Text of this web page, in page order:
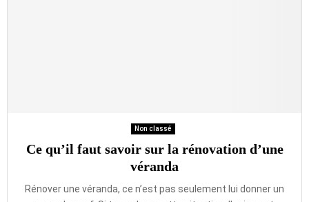
Non classé
Ce qu’il faut savoir sur la rénovation d’une
véranda
Rénover une véranda, ce n’est pas seulement lui donner un